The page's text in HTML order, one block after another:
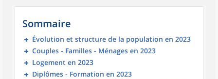
Sommaire
Évolution et structure de la population en 2023
Couples - Familles - Ménages en 2023
Logement en 2023
Diplômes - Formation en 2023